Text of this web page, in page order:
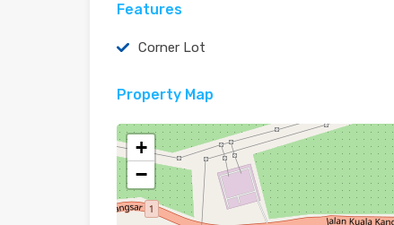
Features
Corner Lot
Property Map
+
−